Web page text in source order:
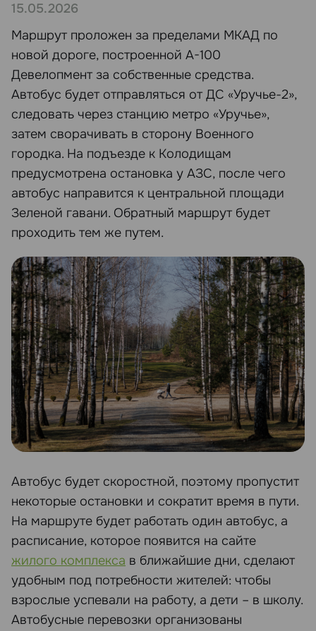
15.05.2026
Маршрут проложен за пределами МКАД по
новой дороге, построенной А-100
Девелопмент за собственные средства.
Автобус будет отправляться от ДС «Уручье-2»,
следовать через станцию метро «Уручье»,
затем сворачивать в сторону Военного
городка. На подъезде к Колодищам
предусмотрена остановка у АЗС, после чего
автобус направится к центральной площади
Зеленой гавани. Обратный маршрут будет
проходить тем же путем.
Автобус будет скоростной, поэтому пропустит
некоторые остановки и сократит время в пути.
На маршруте будет работать один автобус, а
расписание, которое появится на сайте
жилого комплекса в ближайшие дни, сделают
удобным под потребности жителей: чтобы
взрослые успевали на работу, а дети – в школу.
Автобусные перевозки организованы